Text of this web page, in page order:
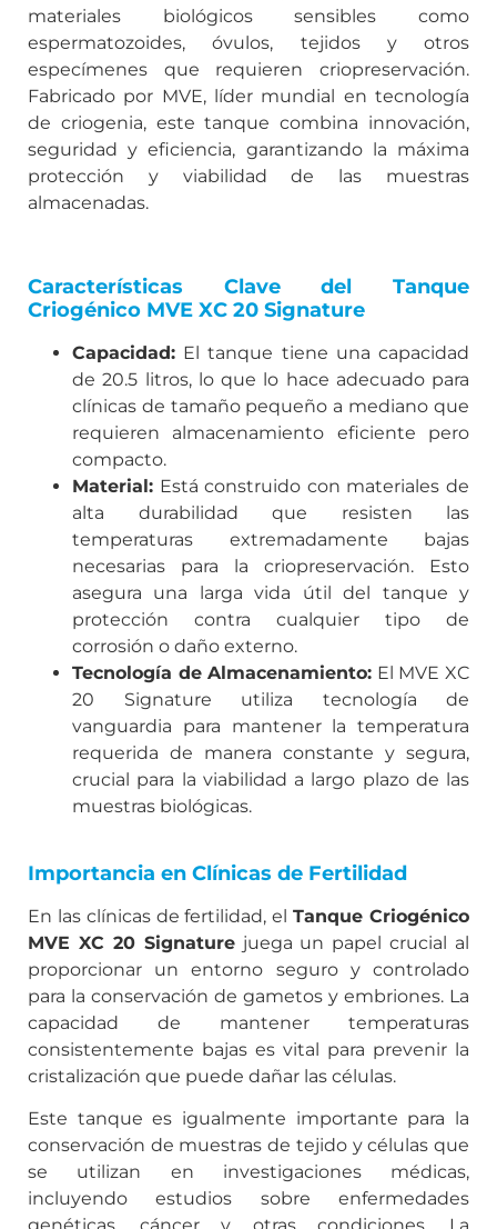
materiales biológicos sensibles como
espermatozoides, óvulos, tejidos y otros
especímenes que requieren criopreservación.
Fabricado por MVE, líder mundial en tecnología
de criogenia, este tanque combina innovación,
seguridad y eficiencia, garantizando la máxima
protección y viabilidad de las muestras
almacenadas.
Características Clave del Tanque
Criogénico MVE XC 20 Signature
Capacidad: El tanque tiene una capacidad
de 20.5 litros, lo que lo hace adecuado para
clínicas de tamaño pequeño a mediano que
requieren almacenamiento eficiente pero
compacto.
Material: Está construido con materiales de
alta durabilidad que resisten las
temperaturas extremadamente bajas
necesarias para la criopreservación. Esto
asegura una larga vida útil del tanque y
protección contra cualquier tipo de
corrosión o daño externo.
Tecnología de Almacenamiento: El MVE XC
20 Signature utiliza tecnología de
vanguardia para mantener la temperatura
requerida de manera constante y segura,
crucial para la viabilidad a largo plazo de las
muestras biológicas.
Importancia en Clínicas de Fertilidad
En las clínicas de fertilidad, elTanque Criogénico
MVE XC 20 Signaturejuega un papel crucial al
proporcionar un entorno seguro y controlado
para la conservación de gametos y embriones. La
capacidad de mantener temperaturas
consistentemente bajas es vital para prevenir la
cristalización que puede dañar las células.
Este tanque es igualmente importante para la
conservación de muestras de tejido y células que
se utilizan en investigaciones médicas,
incluyendo estudios sobre enfermedades